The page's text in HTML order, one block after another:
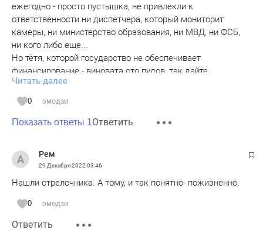
ежегодно - просто пустышка, не привлекли к
ответственности ни диспетчера, который мониторит
камеры, ни министерство образования, ни МВД, ни ФСБ,
ни кого либо еще...
Но тётя, которой государство не обеспечивает
финансирование - виновата сто пудов, так дайте
директорам школ по 10 млн в год на обеспечение
безопасности школ, уверен что они вам и забор поставят
в три метра и все остальное сделают
Читать далее
0 эмодзи
Показать ответы 1Ответить
Рем
29 Декабря 2022 03:46
Нашли стрелочника. А тому, и так понятно- пожизненно.
0 эмодзи
Ответить